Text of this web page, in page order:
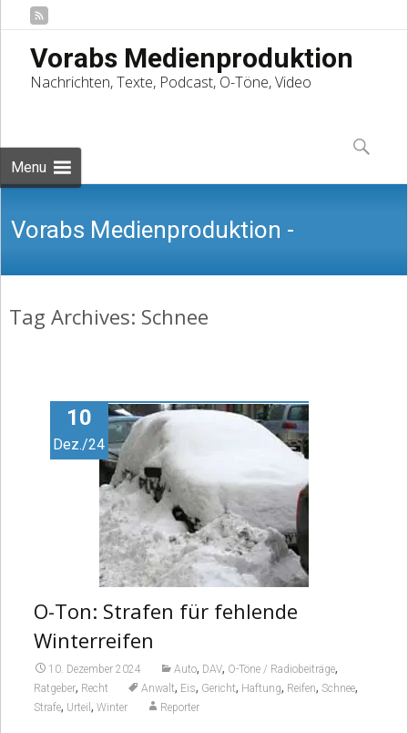
Vorabs Medienproduktion
Nachrichten, Texte, Podcast, O-Töne, Video
Menu
to
content
Suchen
nach:
Vorabs Medienproduktion -
Nachrichten, Texte, Podcast, O-Töne,
Video
Tag Archives: Schnee
10
Dez./24
O-Ton: Strafen für fehlende
Winterreifen
10. Dezember 2024 Auto, DAV, O-Töne / Radiobeiträge,
Ratgeber, Recht Anwalt, Eis, Gericht, Haftung, Reifen, Schnee,
Strafe, Urteil , Winter Reporter